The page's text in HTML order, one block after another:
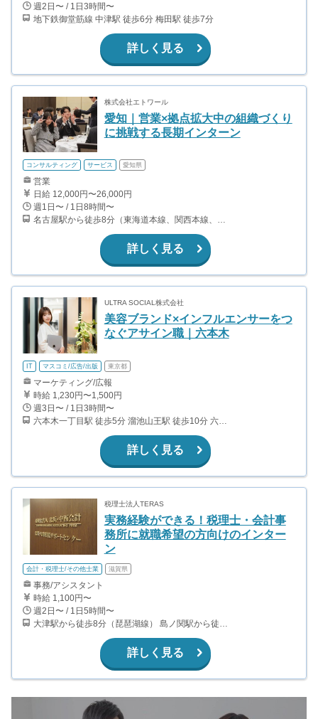
週2日〜 / 1日3時間〜
地下鉄御堂筋線 中津駅 徒歩6分 梅田駅 徒歩7分
詳しく見る
株式会社エトワール
愛知｜営業×拠点拡大中の組織づくり
に挑戦する長期インターン
コンサルティング サービス 愛知県
営業
日給 12,000円〜26,000円
週1日〜 / 1日8時間〜
名古屋駅から徒歩8分（東海道本線、関西本線、名古屋地下鉄東山線、桜通線、ほか） 名鉄名古屋駅から徒歩7分（名鉄名古屋本線、名鉄犬山線、名鉄津島線、名鉄常滑線） 近鉄名古屋駅から徒歩6分（近鉄名古屋線）
詳しく見る
ULTRA SOCIAL株式会社
美容ブランド×インフルエンサーをつ
なぐアサイン職｜六本木
IT マスコミ/広告/出版 東京都
マーケティング/広報
時給 1,230円〜1,500円
週3日〜 / 1日3時間〜
六本木一丁目駅 徒歩5分 溜池山王駅 徒歩10分 六本木駅 徒歩13分 赤坂駅 徒歩12分
詳しく見る
税理士法人TERAS
実務経験ができる！税理士・会計事
務所に就職希望の方向けのインター
ン
会計・税理士/その他士業 滋賀県
事務/アシスタント
時給 1,100円〜
週2日〜 / 1日5時間〜
大津駅から徒歩8分（琵琶湖線） 島ノ関駅から徒歩4分（京阪石山坂本線）
詳しく見る